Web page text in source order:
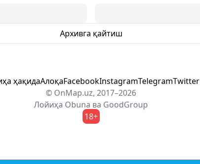
Архивга қайтиш
ҳақидаАлоқаFacebookInstagramTelegramTwitter
© OnMap.uz, 2017–2026
Лойиҳа Obuna ва GoodGroup
18+